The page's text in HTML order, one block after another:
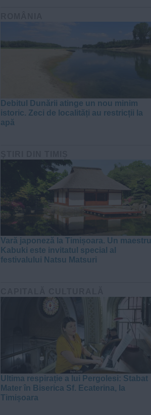
Debitul Dunării atinge un nou minim
istoric. Zeci de localități au restricții la
apă
Vară japoneză la Timișoara. Un maestru
Kabuki este invitatul special al
festivalului Natsu Matsuri
Ultima respirație a lui Pergolesi: Stabat
Mater în Biserica Sf. Ecaterina, la
Timișoara